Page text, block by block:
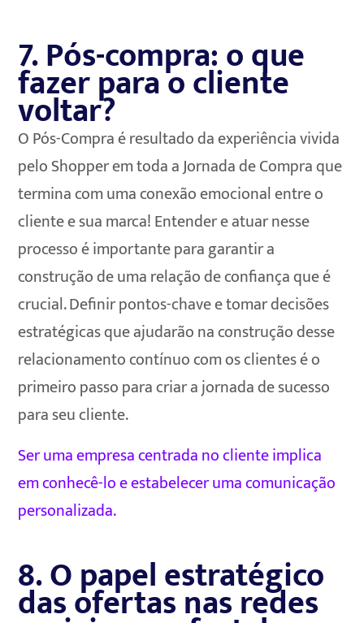
7. Pós-compra: o que
fazer para o cliente
voltar?
O Pós-Compra é resultado da experiência vivida
pelo Shopper em toda a Jornada de Compra que
termina com uma conexão emocional entre o
cliente e sua marca! Entender e atuar nesse
processo é importante para garantir a
construção de uma relação de confiança que é
crucial. Definir pontos-chave e tomar decisões
estratégicas que ajudarão na construção desse
relacionamento contínuo com os clientes é o
primeiro passo para criar a jornada de sucesso
para seu cliente.
Ser uma empresa centrada no cliente implica
em conhecê-lo e estabelecer uma comunicação
personalizada.
8. O papel estratégico
das ofertas nas redes